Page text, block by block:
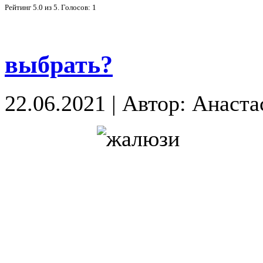
Рейтинг 5.0 из 5. Голосов: 1
выбрать?
22.06.2021 | Автор: